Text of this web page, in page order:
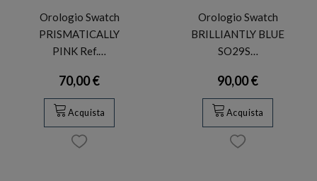
Orologio Swatch
PRISMATICALLY
PINK Ref.…
70,00 €
Acquista
Orologio Swatch
BRILLIANTLY BLUE
SO29S…
90,00 €
Acquista